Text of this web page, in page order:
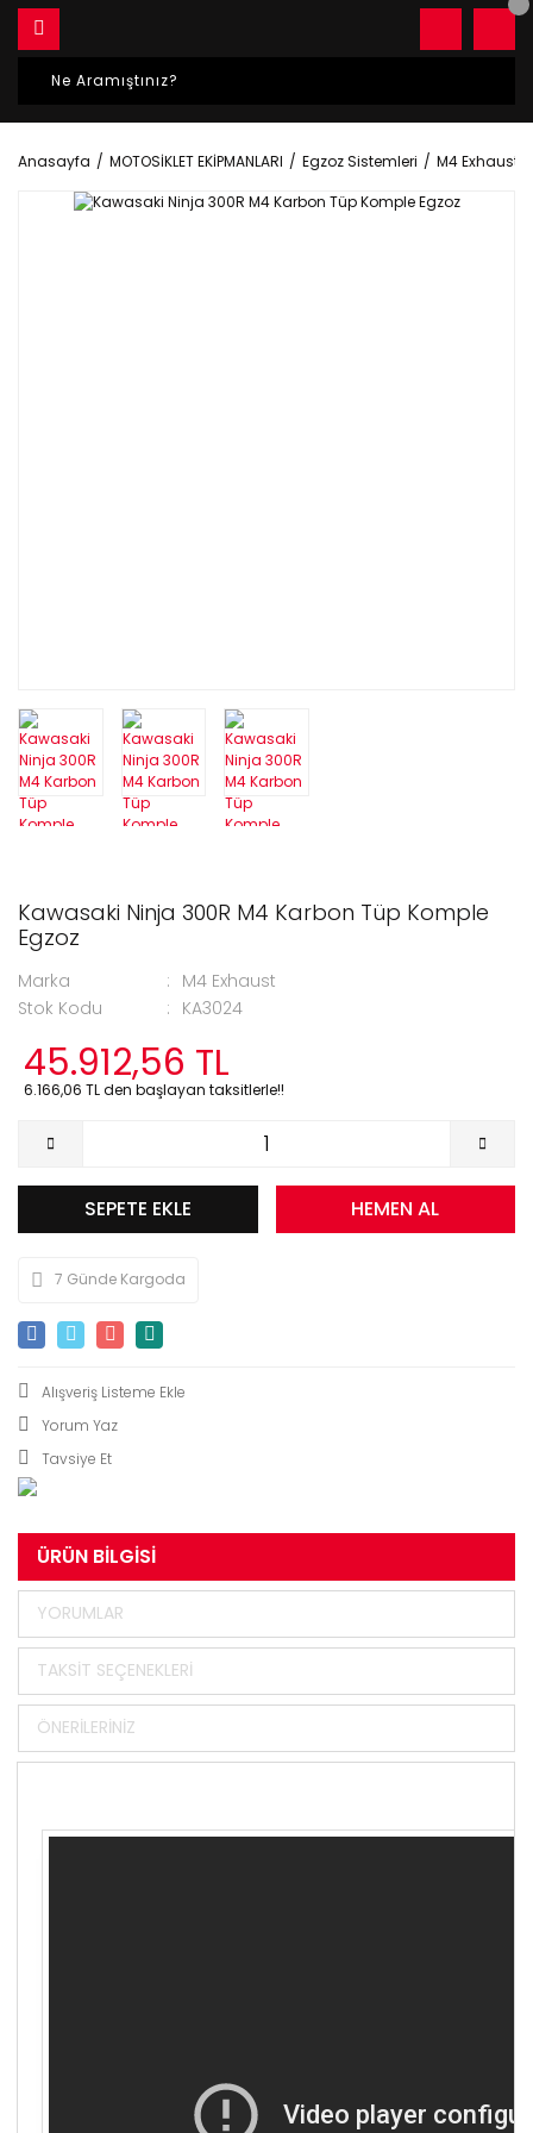
Anasayfa MOTOSİKLET EKİPMANLARI Egzoz Sistemleri M4 Exhaust
Kawasaki Ninja 300R M4 Karbon Tüp Komple
Egzoz
Marka
M4 Exhaust
Stok Kodu
KA3024
45.912,56 TL
6.166,06 TL den başlayan taksitlerle!!
SEPETE EKLE HEMEN AL
7 Günde Kargoda
Yorum Yaz
Tavsiye Et
ÜRÜN BILGISI
YORUMLAR
TAKSIT SEÇENEKLERI
ÖNERILERINIZ